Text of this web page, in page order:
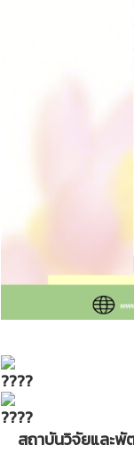
สถาบันวิจัยและ